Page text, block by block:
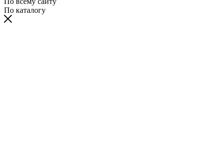
По каталогу